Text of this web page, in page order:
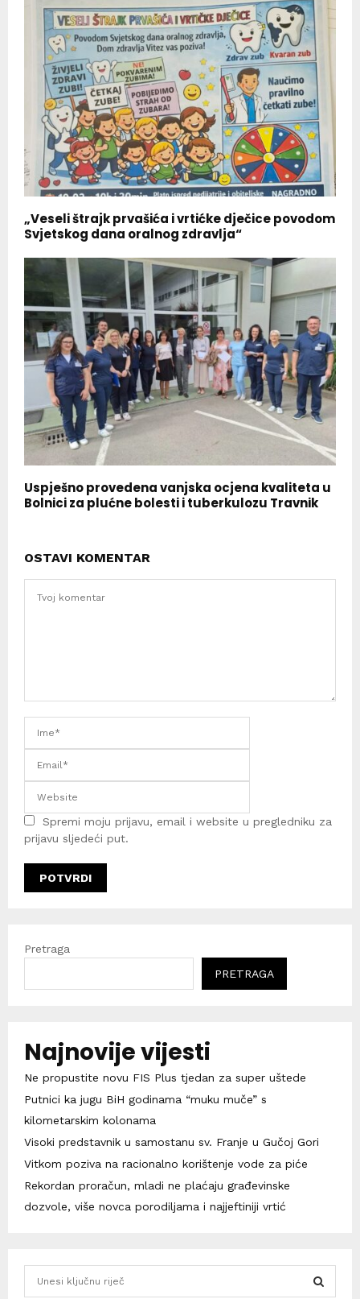
„Veseli štrajk prvašića i vrtićke dječice povodom
Svjetskog dana oralnog zdravlja“
Uspješno provedena vanjska ocjena kvaliteta u
Bolnici za plućne bolesti i tuberkulozu Travnik
OSTAVI KOMENTAR
Spremi moju prijavu, email i website u pregledniku za
prijavu sljedeći put.
Pretraga
PRETRAGA
Najnovije vijesti
Ne propustite novu FIS Plus tjedan za super uštede
Putnici ka jugu BiH godinama “muku muče” s
kilometarskim kolonama
Visoki predstavnik u samostanu sv. Franje u Gučoj Gori
Vitkom poziva na racionalno korištenje vode za piće
Rekordan proračun, mladi ne plaćaju građevinske
dozvole, više novca porodiljama i najjeftiniji vrtić